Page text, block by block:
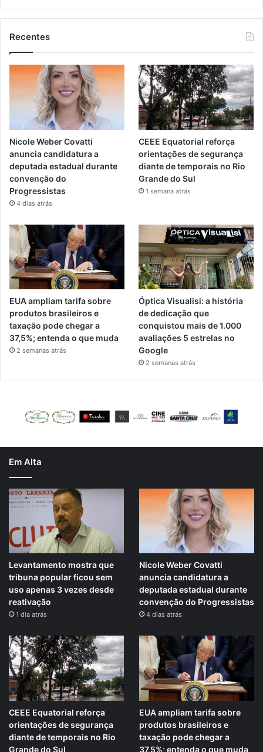
Recentes
Nicole Weber Covatti
anuncia candidatura a
deputada estadual durante
convenção do
Progressistas
4 dias atrás
CEEE Equatorial reforça
orientações de segurança
diante de temporais no Rio
Grande do Sul
1 semana atrás
EUA ampliam tarifa sobre
produtos brasileiros e
taxação pode chegar a
37,5%; entenda o que muda
2 semanas atrás
Óptica Visualisi: a história
de dedicação que
conquistou mais de 1.000
avaliações 5 estrelas no
Google
2 semanas atrás
Em Alta
Levantamento mostra que
tribuna popular ficou sem
uso apenas 3 vezes desde
reativação
1 dia atrás
Nicole Weber Covatti
anuncia candidatura a
deputada estadual durante
convenção do Progressistas
4 dias atrás
CEEE Equatorial reforça
orientações de segurança
diante de temporais no Rio
Grande do Sul
EUA ampliam tarifa sobre
produtos brasileiros e
taxação pode chegar a
37,5%; entenda o que muda